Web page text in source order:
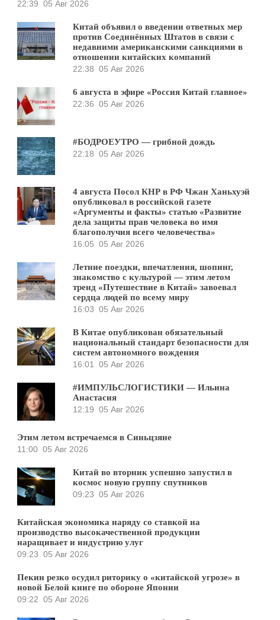
22:39 05 Авг 2026
Китай объявил о введении ответных мер
против Соединённых Штатов в связи с
недавними американскими санкциями в
отношении китайских компаний
22:38 05 Авг 2026
6 августа в эфире «Россия Китай главное»
22:36 05 Авг 2026
#БОДРОЕУТРО — грибной дождь
22:18 05 Авг 2026
4 августа Посол КНР в РФ Чжан Ханьхуэй
опубликовал в российской газете
«Аргументы и факты» статью «Развитие
дела защиты прав человека во имя
благополучия всего человечества»
16:05 05 Авг 2026
Летние поездки, впечатления, шопинг,
знакомство с культурой — этим летом
тренд «Путешествие в Китай» завоевал
сердца людей по всему миру
16:03 05 Авг 2026
В Китае опубликован обязательный
национальный стандарт безопасности для
систем автономного вождения
16:01
05 Авг 2026
#ИМПУЛЬСЛОГИСТИКИ — Ильина
Анастасия
12:19 05 Авг 2026
Этим летом встречаемся в Синьцзяне
11:00 05 Авг 2026
Китай во вторник успешно запустил в
космос новую группу спутников
09:23 05 Авг 2026
Китайская экономика наряду со ставкой на
производство высокачественной продукции
наращивает и индустрию улуг
09:23 05 Авг 2026
Пекин резко осудил риторику о «китайской угрозе» в
новой Белой книге по обороне Японии
09:22 05 Авг 2026